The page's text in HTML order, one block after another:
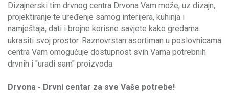
Dizajnerski tim drvnog centra Drvona Vam može, uz dizajn,
projektiranje te uređenje samog interijera, kuhinja i
namještaja, dati i brojne korisne savjete kako gredama
ukrasiti svoj prostor. Raznovrstan asortiman u poslovnicama
centra Vam omogućuje dostupnost svih Vama potrebnih
drvnih i "uradi sam" proizvoda.
Drvona - Drvni centar za sve Vaše potrebe!